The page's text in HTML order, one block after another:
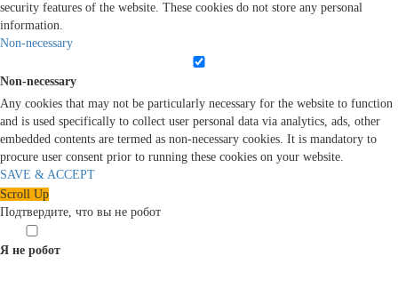
security features of the website. These cookies do not store any personal
information.
Non-necessary
Non-necessary
Any cookies that may not be particularly necessary for the website to function
and is used specifically to collect user personal data via analytics, ads, other
embedded contents are termed as non-necessary cookies. It is mandatory to
procure user consent prior to running these cookies on your website.
SAVE & ACCEPT
Scroll Up
Подтвердите, что вы не робот
Я не робот